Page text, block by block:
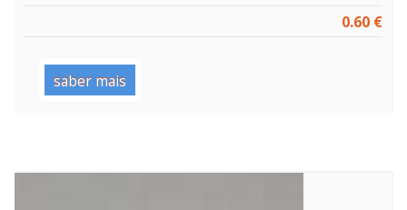
0.60 €
saber mais